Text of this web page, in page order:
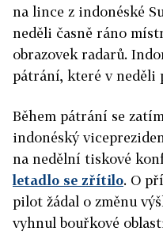
na lince z indonéské
neděli časně ráno
obrazovek radarů.
pátrání, které v neděli
Během pátrání se
indonéský
na nedělní tiskové
letadlo se zřítilo. O
pilot žádal o změnu
vyhnul bouřkové